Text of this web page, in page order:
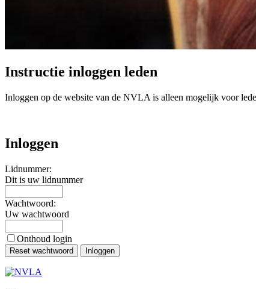
Instructie inloggen leden
Inloggen op de website van de NVLA is alleen mogelijk voor
Inloggen
Lidnummer:
Dit is uw lidnummer
Wachtwoord:
Uw wachtwoord
Onthoud login